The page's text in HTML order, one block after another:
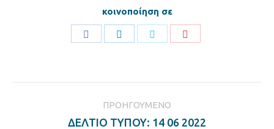
κοινοποίηση σε
ΠΡΟΗΓΟΎΜΕΝΟ
Previous
ΔΕΛΤΙΟ ΤΥΠΟΥ: 14 06 2022